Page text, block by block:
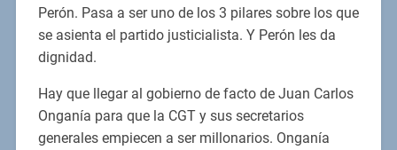
Perón. Pasa a ser uno de los 3 pilares sobre los que
se asienta el partido justicialista. Y Perón les da
dignidad.
Hay que llegar al gobierno de facto de Juan Carlos
Onganía para que la CGT y sus secretarios
generales empiecen a ser millonarios. Onganía